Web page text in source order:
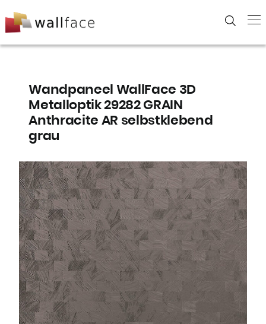
to
Wandpaneel WallFace 3D
Metalloptik 29282 GRAIN
Anthracite AR selbstklebend
grau